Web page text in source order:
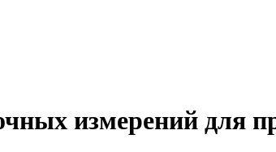
измерений для